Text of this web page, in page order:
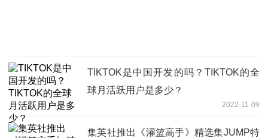
TIKTOK是中国开发的吗？TIKTOK的全
球月活跃用户是多少？
2022-11-09
集英社推出《灌篮高手》精选集JUMP特